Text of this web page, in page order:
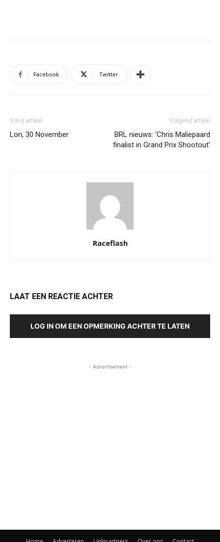
Facebook Twitter
Vorig artikel
Lori, 30 November
Volgend artikel
BRL nieuws: ‘Chris Maliepaard
finalist in Grand Prix Shootout’
Raceflash
LAAT EEN REACTIE ACHTER
LOG IN OM EEN OPMERKING ACHTER TE LATEN
- Advertisement -